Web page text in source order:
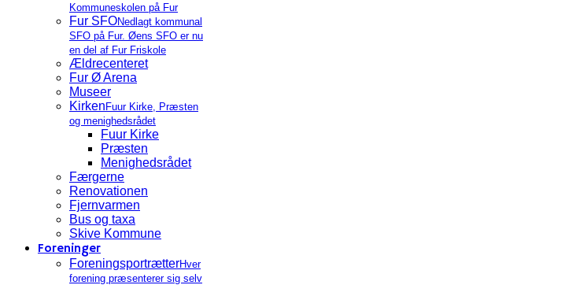
Kommuneskolen på Fur
Fur SFONedlagt kommunal
SFO på Fur. Øens SFO er nu
en del af Fur Friskole
Ældrecenteret
Fur Ø Arena
Museer
Kirken Fuur Kirke, Præsten
og menighedsrådet
Fuur Kirke
Præsten
Menighedsrådet
Færgerne
Renovationen
Fjernvarmen
Bus og taxa
Skive Kommune
Foreninger
ForeningsportrætterHver
forening præsenterer sig selv